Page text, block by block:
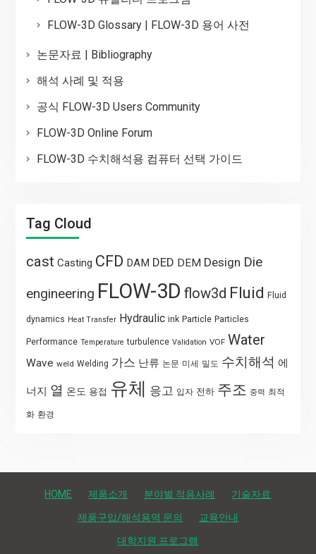
FLOW-3D Glossary | FLOW-3D 용어 사전
논문자료 | Bibliography
해석 사례 및 적용
공식 FLOW-3D Users Community
FLOW-3D Online Forum
FLOW-3D 수치해석용 컴퓨터 선택 가이드
Tag Cloud
cast Casting CFD DAM DED DEM Design Die
engineering FLOW-3D flow3d Fluid Fluid
dynamics Heat Transfer Hydraulic ink Particle Particles
Performance Temperature turbulence Validation VOF Water
Wave weld Welding 가스 난류 논문 미세 밀도 수치해석 에
너지 열 온도 용접 유체 응고 입자 전하 주조 중력 최적
화 환경
HOME 제품소개 분야별 적용사례 기술자료
제품구입/해석용역 문의 교육안내
대학지원 프로그램